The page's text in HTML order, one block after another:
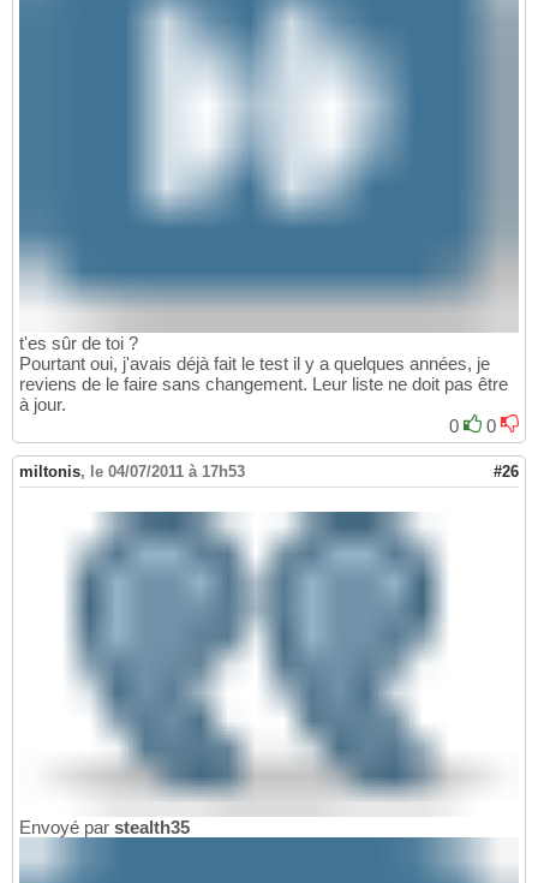
t'es sûr de toi ?
Pourtant oui, j'avais déjà fait le test il y a quelques années, je
reviens de le faire sans changement. Leur liste ne doit pas être
à jour.
0
0
miltonis, le 04/07/2011 à 17h53 #26
Envoyé par stealth35